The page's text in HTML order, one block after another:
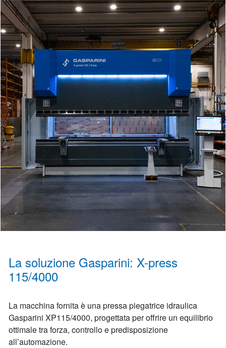
La soluzione Gasparini: X-press
115/4000
La macchina fornita è una pressa piegatrice idraulica
Gasparini XP115/4000, progettata per offrire un equilibrio
ottimale tra forza, controllo e predisposizione
all’automazione.